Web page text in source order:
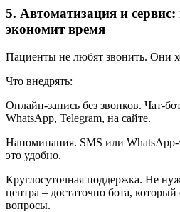
5. Автоматизация и
экономит время
Пациенты не любят звонить. Они
Что внедрять:
Онлайн-запись без звонков. Чат-
WhatsApp, Telegram, на сайте.
Напоминания. SMS или
это удобно.
Круглосуточная поддержка. Не
центра – достаточно бота,
вопросы.